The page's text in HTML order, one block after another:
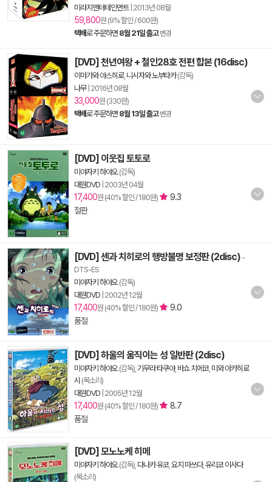
미라지엔터테인먼트| 2013년 08월
59,800원 (9% 할인 / 600원)
택배로 주문하면 8월 21일 출고 변경
[DVD] 천년여왕 + 철인28호 전편 합본 (16disc)
이마가와 야스히로, 니시자와 노부타카(감독)
나무| 2016년 08월
33,000원 (330원)
택배로 주문하면 8월 13일 출고 변경
[DVD] 이웃집 토토로
미야자키 하야오(감독)
대원DVD 2003년 04월
17,400원 (40% 할인 / 180원)
9.3
절판
[DVD] 센과 치히로의 행방불명 보정판 (2disc) -
DTS-ES
미야자키 하야오(감독)
대원DVD 2002년 12월
17,400원 (40% 할인 / 180원)
9.0
품절
[DVD] 하울의 움직이는 성 일반판 (2disc)
미야자키 하야오(감독), 기무라 타쿠야, 바쇼 치에코, 미와 아카히로
시 (목소리)
대원DVD 2005년 12월
17,400원 (40% 할인 / 180원)
8.7
품절
[DVD] 모노노케 히메
미야자키 하야오(감독), 다나카 유코, 요지 마쓰다,유리코 이사다
(목소리)